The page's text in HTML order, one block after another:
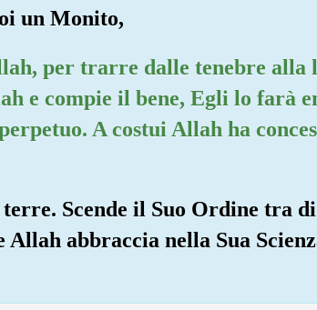
un Monito,
per trarre dalle tenebre alla
e compie il bene, Egli lo farà
A costui Allah ha
Scende il Suo Ordine tra
abbraccia nella Sua